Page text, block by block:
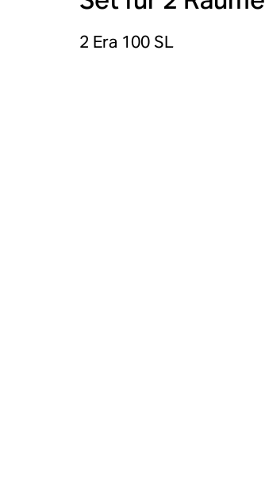
2 Era 100 SL